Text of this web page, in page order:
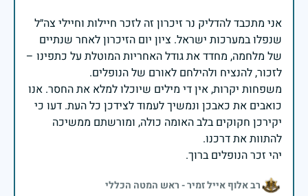
אני מתכבד להדליק נר זיכרון זה לזכר חיילות וחיילי צה״ל
שנפלו במערכות ישראל. ציון יום הזיכרון לאחר שנתיים
של מלחמה, מחדד את גודל האחריות המוטלת על כתפינו –
משפחות יקרות, אין די מילים שיוכלו למלא את החסר. אנו
כואבים את כאבכן ונמשיך לעמוד לצידכן כל העת. דעו כי
יקירכן חקוקים בלב האומה כולה, ומורשתם ממשיכה
יהי זכר הנופלים ברוך.
רב אלוף אייל זמיר - ראש המטה הכללי